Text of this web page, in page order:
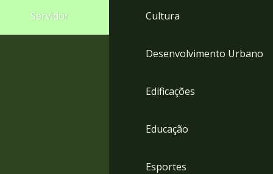
Servidor Cultura
Desenvolvimento Urbano
Edificações
Educação
Esportes